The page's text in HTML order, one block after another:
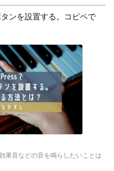
ンを設置する。コピペで
果音などの音を鳴らしたいことは